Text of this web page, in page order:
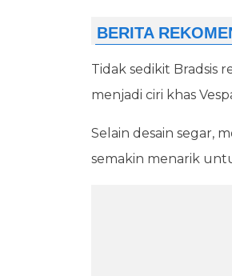
Tidak sedikit Bradsis
menjadi ciri khas
Selain desain segar,
semakin menarik